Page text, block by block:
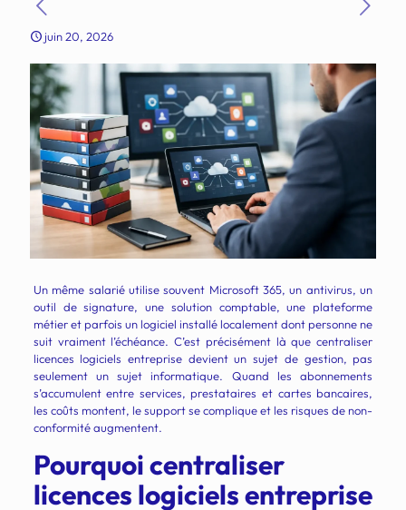
juin 20, 2026
Un même salarié utilise souvent Microsoft 365, un antivirus, un
outil de signature, une solution comptable, une plateforme
métier et parfois un logiciel installé localement dont personne ne
suit vraiment l’échéance. C’est précisément là que centraliser
licences logiciels entreprise devient un sujet de gestion, pas
seulement un sujet informatique. Quand les abonnements
s’accumulent entre services, prestataires et cartes bancaires,
les coûts montent, le support se complique et les risques de non-
conformité augmentent.
Pourquoi centraliser
licences logiciels entreprise